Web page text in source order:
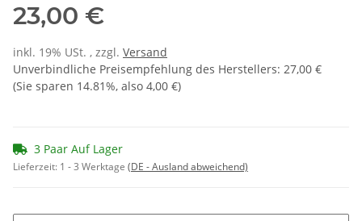
23,00 €
inkl. 19% USt. , zzgl. Versand
Unverbindliche Preisempfehlung des Herstellers: 27,00 €
(Sie sparen 14.81%, also 4,00 €)
3 Paar Auf Lager
Lieferzeit: 1 - 3 Werktage (DE - Ausland abweichend)